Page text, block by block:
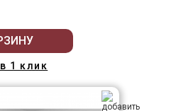
1 клик